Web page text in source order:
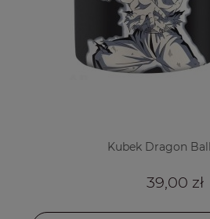
Kubek Dragon
39,00 zł